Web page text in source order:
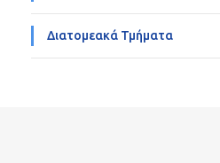
Διατομεακά Τμήματα